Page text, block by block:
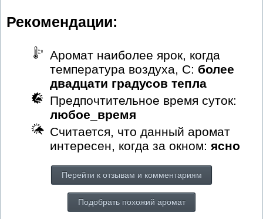
Рекомендации:
Аромат наиболее ярок, когда
температура воздуха, С: более
двадцати градусов тепла
Предпочтительное время суток:
любое_время
Считается, что данный аромат
интересен, когда за окном: ясно
Перейти к отзывам и комментариям
Подобрать похожий аромат